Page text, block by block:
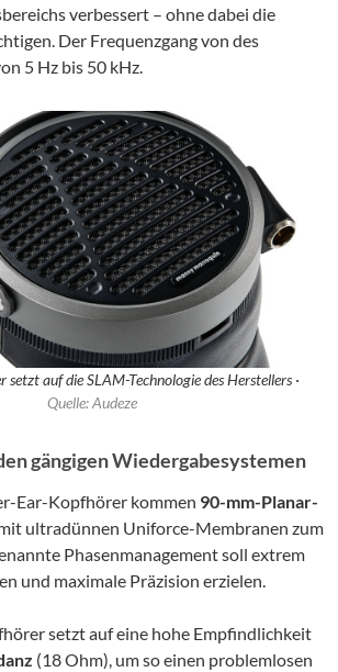
verbessert – ohne dabei die
Der Frequenzgang von des
5 Hz bis 50 kHz.
setzt auf die SLAM-Technologie des Herstellers ·
Quelle: Audeze
gängigen Wiedergabesystemen
Ear-Kopfhörer kommen 90-mm-Planar-
ultradünnen Uniforce-Membranen zum
Phasenmanagement soll extrem
und maximale Präzision erzielen.
setzt auf eine hohe Empfindlichkeit
(18 Ohm), um so einen problemlosen